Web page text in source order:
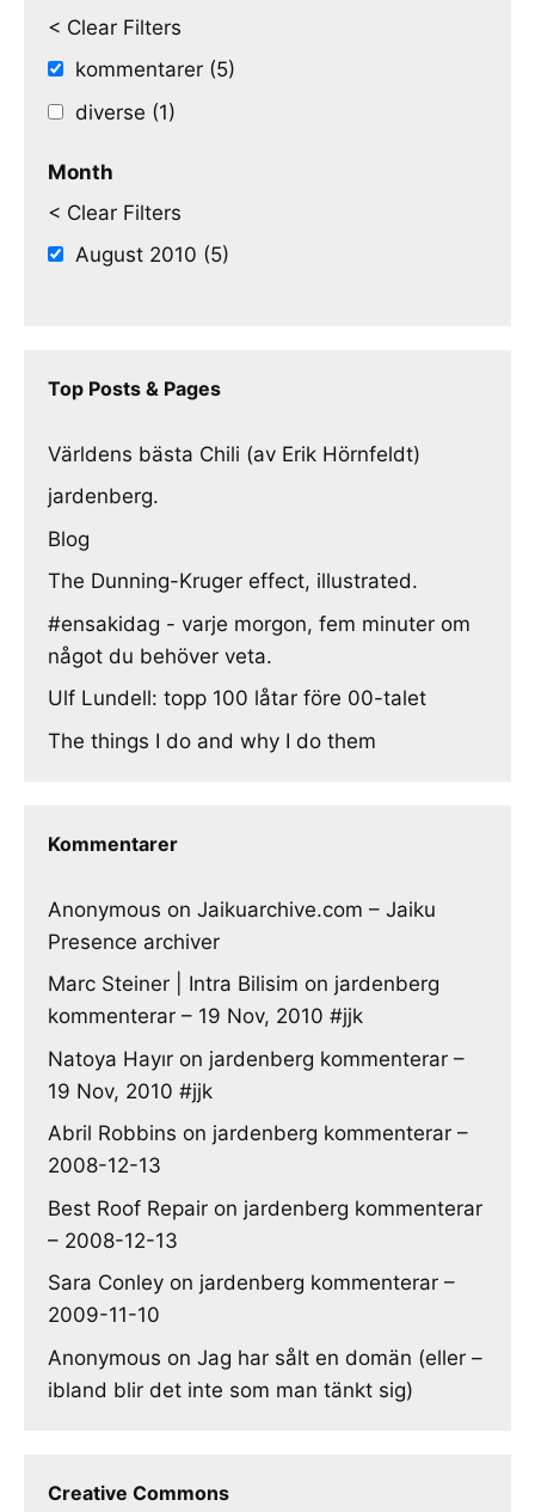
< Clear Filters
kommentarer (5)
diverse (1)
Month
< Clear Filters
August 2010 (5)
Top Posts & Pages
Världens bästa Chili (av Erik Hörnfeldt)
jardenberg.
Blog
The Dunning-Kruger effect, illustrated.
#ensakidag - varje morgon, fem minuter om
något du behöver veta.
Ulf Lundell: topp 100 låtar före 00-talet
The things I do and why I do them
Kommentarer
Anonymous on Jaikuarchive.com – Jaiku
Presence archiver
Marc Steiner | Intra Bilisim on jardenberg
kommenterar – 19 Nov, 2010 #jjk
Natoya Hayır on jardenberg kommenterar –
19 Nov, 2010 #jjk
Abril Robbins on jardenberg kommenterar –
2008-12-13
Best Roof Repair on jardenberg kommenterar
– 2008-12-13
Sara Conley on jardenberg kommenterar –
2009-11-10
Anonymous on Jag har sålt en domän (eller –
ibland blir det inte som man tänkt sig)
Creative Commons